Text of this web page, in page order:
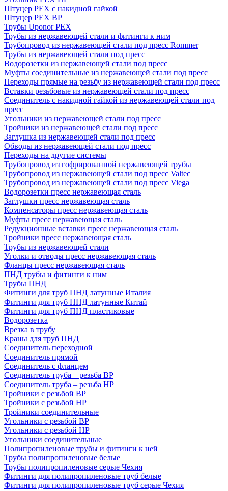
Штуцер PEX c накидной гайкой
Штуцер PEX ВР
Трубы Uponor PEX
Трубы из нержавеющей стали и фитинги к ним
Трубопровод из нержавеющей стали под пресс Rommer
Трубы из нержавеющей стали под пресс
Водорозетки из нержавеющей стали под пресс
Муфты соединительные из нержавеющей стали под пресс
Переходы прямые на резьбу из нержавеющей стали под пресс
Вставки резьбовые из нержавеющей стали под пресс
Соединитель с накидной гайкой из нержавеющей стали под
пресс
Угольники из нержавеющей стали под пресс
Тройники из нержавеющей стали под пресс
Заглушка из нержавеющей стали под пресс
Обводы из нержавеющей стали под пресс
Переходы на другие системы
Трубопровод из гофрированной нержавеющей трубы
Трубопровод из нержавеющей стали под пресс Valtec
Трубопровод из нержавеющей стали под пресс Viega
Водорозетки пресс нержавеющая сталь
Заглушки пресс нержавеющая сталь
Компенсаторы пресс нержавеющая сталь
Муфты пресс нержавеющая сталь
Редукционные вставки пресс нержавеющая сталь
Тройники пресс нержавеющая сталь
Трубы из нержавеющей стали
Уголки и отводы пресс нержавеющая сталь
Фланцы пресс нержавеющая сталь
ПНД трубы и фитинги к ним
Трубы ПНД
Фитинги для труб ПНД латунные Италия
Фитинги для труб ПНД латунные Китай
Фитинги для труб ПНД пластиковые
Водорозетка
Врезка в трубу
Краны для труб ПНД
Соединитель переходной
Соединитель прямой
Соединитель с фланцем
Соединитель труба – резьба ВР
Соединитель труба – резьба НР
Тройники с резьбой ВР
Тройники с резьбой НР
Тройники соединительные
Угольники с резьбой ВР
Угольники с резьбой НР
Угольники соединительные
Полипропиленовые трубы и фитинги к ней
Трубы полипропиленовые белые
Трубы полипропиленовые серые Чехия
Фитинги для полипропиленовые труб белые
Фитинги для полипропиленовые труб серые Чехия